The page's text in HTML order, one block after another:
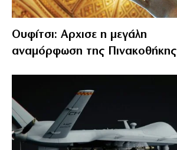
Ουφίτσι: Αρχισε η μεγάλη
αναμόρφωση της Πινακοθήκης